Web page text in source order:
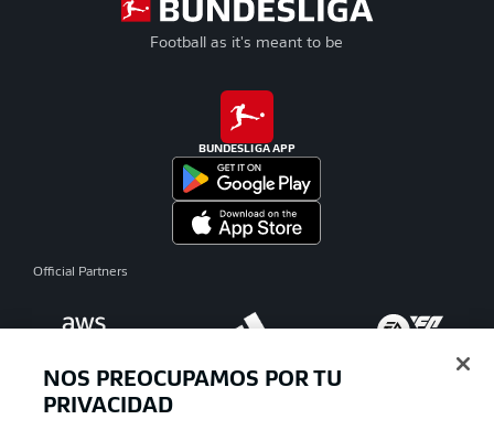
Football as it's meant to be
BUNDESLIGA APP
Official Partners
NOS PREOCUPAMOS POR TU
PRIVACIDAD